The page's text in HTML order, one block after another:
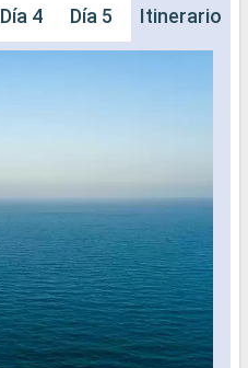
Día 4 Día 5 Día 6 Día
Itinerario